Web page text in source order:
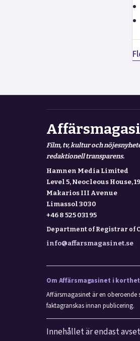
Film, tv, kultur och
redaktionell transparens.
Hamnen Media Limited
Level 5, Neocleous House,
Makarios III Avenue
Limassol 3030
+46 8 525 031 95
Department of Registrar of
info@affarsmagasinet.se
Om Affärsmagasinet i korthet
Affärsmagasinet är en
faktagranskas innan publicering.
Innehållet är endast